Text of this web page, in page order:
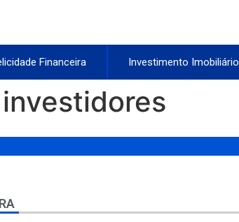
Financeira Investimento Imobiliário